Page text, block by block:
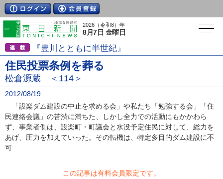
2026（令和8）年
8月7日 金曜日
『豊川とともに半世紀』
住民投票条例を葬る
松倉源蔵 ＜114＞
2012/08/19
「設楽ダム建設の中止を求める会」や私たち「勉強する会」「住
民連絡会議」の苦渋に満ちた、しかし全力での活動にもかかわら
ず、事業者側は、設楽町・町議会と水没予定住民に対して、総力を
あげ、圧力を加えていった。その転機は、特定多目的ダム建設に不
可...
この記事は有料会員限定です。